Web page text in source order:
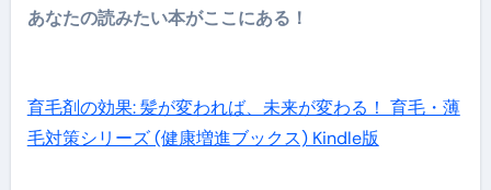
あなたの読みたい本がここにある！
育毛剤の効果: 髪が変われば、未来が変わる！ 育毛・薄
毛対策シリーズ (健康増進ブックス) Kindle版